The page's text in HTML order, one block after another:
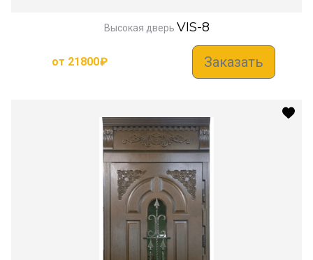
Высокая дверь VIS-8
от 21800₽ Заказать